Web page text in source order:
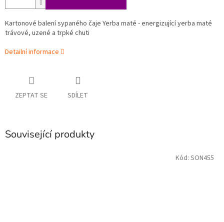
Kartonové balení sypaného čaje Yerba maté - energizující yerba maté
trávové, uzené a trpké chuti
Detailní informace
ZEPTAT SE SDÍLET
Související produkty
Kód: SON455